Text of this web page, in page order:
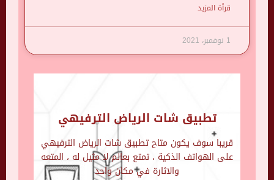
قرأة المزيد
1 نوفمبر، 2021
تطبيق شات الرياض الترفيهي
قريبا سوف يكون متاح تطبيق شات الرياض الترفيهي
على الهواتف الذكية ، تمتع بعالم لا مثيل له ، المتعه
والاثارة في مكان واحد